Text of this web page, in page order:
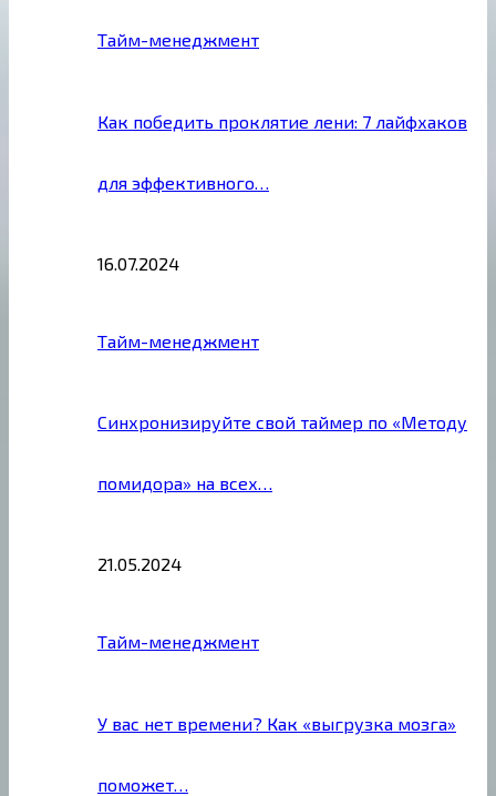
Тайм-менеджмент
Как победить проклятие лени: 7 лайфхаков
для эффективного…
16.07.2024
Тайм-менеджмент
Синхронизируйте свой таймер по «Методу
помидора» на всех…
21.05.2024
Тайм-менеджмент
У вас нет времени? Как «выгрузка мозга»
поможет…